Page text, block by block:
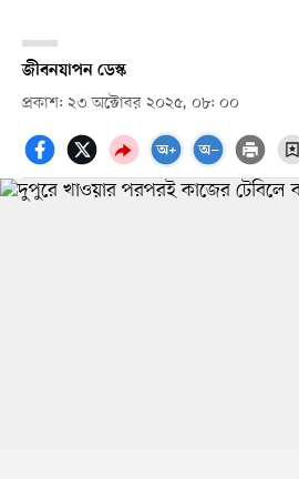
জীবনযাপন ডেস্ক
প্রকাশ: ২৩ অক্টোবর ২০২৫, ০৮: ০০